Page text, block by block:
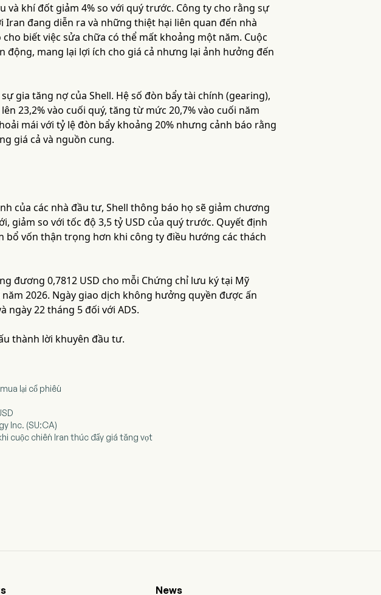
khí đốt giảm 4% so với quý trước. Công ty cho rằng sự
đang diễn ra và những thiệt hại liên quan đến nhà
biết việc sửa chữa có thể mất khoảng một năm. Cuộc
mang lại lợi ích cho giá cả nhưng lại ảnh hưởng đến
gia tăng nợ của Shell. Hệ số đòn bẩy tài chính (gearing),
23,2% vào cuối quý, tăng từ mức 20,7% vào cuối năm
mái với tỷ lệ đòn bẩy khoảng 20% nhưng cảnh báo rằng
giá cả và nguồn cung.
của các nhà đầu tư, Shell thông báo họ sẽ giảm chương
giảm so với tốc độ 3,5 tỷ USD của quý trước. Quyết định
bổ vốn thận trọng hơn khi công ty điều hướng các thách
đương 0,7812 USD cho mỗi Chứng chỉ lưu ký tại Mỹ
2026. Ngày giao dịch không hưởng quyền được ấn
ngày 22 tháng 5 đối với ADS.
thành lời khuyên đầu tư.
lại cổ phiếu
Inc. (SU:CA)
cuộc chiến Iran thúc đẩy giá tăng vọt
News